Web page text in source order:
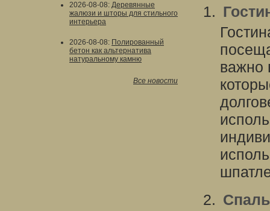
2026-08-08: Деревянные
жалюзи и шторы для стильного
интерьера
2026-08-08: Полированный
бетон как альтернатива
натуральному камню
Все новости
важно